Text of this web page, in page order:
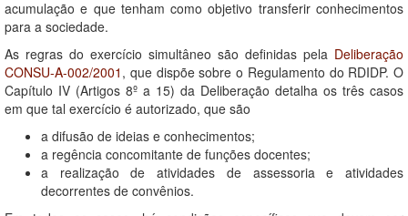
acumulação e que tenham como objetivo transferir conhecimentos
para a sociedade.
As regras do exercício simultâneo são definidas pela Deliberação
CONSU-A-002/2001 , que dispõe sobre o Regulamento do RDIDP. O
Capítulo IV (Artigos 8º a 15) da Deliberação detalha os três casos
em que tal exercício é autorizado, que são
a difusão de ideias e conhecimentos;
a regência concomitante de funções docentes;
a realização de atividades de assessoria e atividades
decorrentes de convênios.